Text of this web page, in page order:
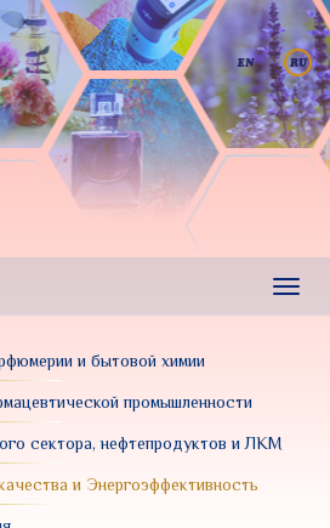
и бытовой химии
промышленности
сектора, нефтепродуктов и ЛКМ
и Энергоэффективность